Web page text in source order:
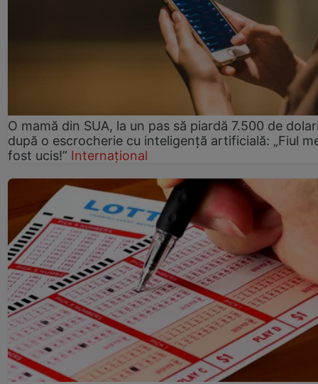
O mamă din SUA, la un pas să piardă 7.500 de
după o escrocherie cu inteligență artificială: „Fiul
fost ucis!” Internațional